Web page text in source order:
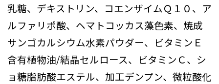
乳糖、デキストリン、コエンザイムＱ１０、ア
ルファリポ酸、ヘマトコッカス藻色素、焼成
サンゴカルシウム水素パウダー、ビタミンＥ
含有植物油/結晶セルロース、ビタミンＣ、シ
ョ糖脂肪酸エステル、加工デンプン、微粒酸化